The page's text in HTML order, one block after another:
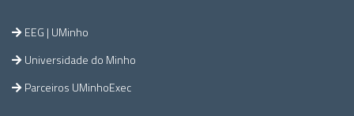
EEG | UMinho
Universidade do Minho
Parceiros UMinhoExec